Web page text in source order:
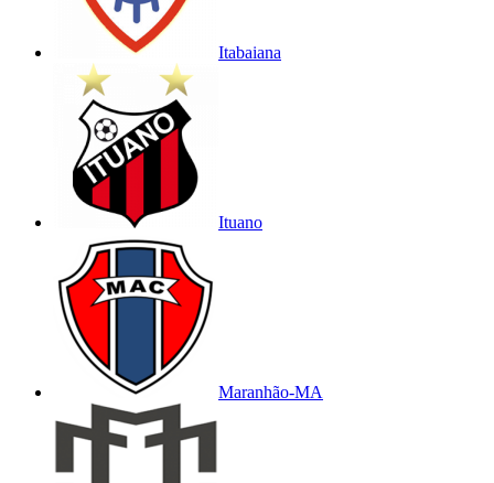
Itabaiana
Ituano
Maranhão-MA